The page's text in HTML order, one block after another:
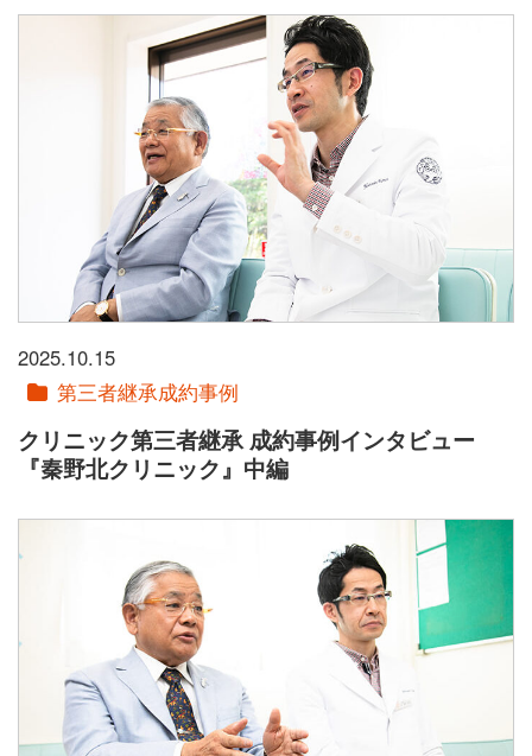
2025.10.15
第三者継承成約事例
クリニック第三者継承 成約事例インタビュー
『秦野北クリニック』中編